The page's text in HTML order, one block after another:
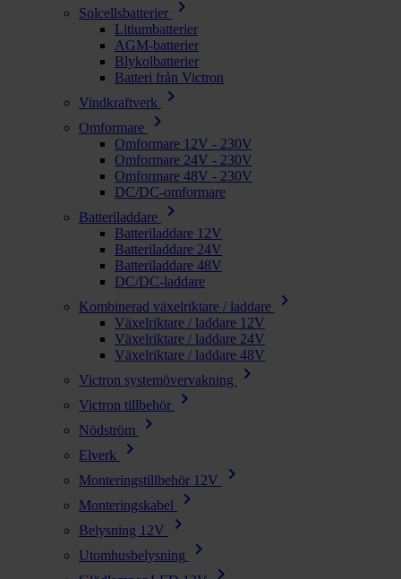
Solcellsbatterier
chevron_right
Litiumbatterier
AGM-batterier
Blykolbatterier
Batteri från Victron
Vindkraftverk
chevron_right
Omformare chevron_right
Omformare 12V - 230V
Omformare 24V - 230V
Omformare 48V - 230V
DC/DC-omformare
Batteriladdare
chevron_right
Batteriladdare 12V
Batteriladdare 24V
Batteriladdare 48V
DC/DC-laddare
Kombinerad växelriktare / laddare
chevron_right
Växelriktare / laddare 12V
Växelriktare / laddare 24V
Växelriktare / laddare 48V
Victron systemövervakning
chevron_right
Victron tillbehör chevron_right
Nödström chevron_right
Elverk chevron_right
Monteringstillbehör 12V chevron_right
Monteringskabel chevron_right
Belysning 12V chevron_right
Utomhusbelysning chevron_right